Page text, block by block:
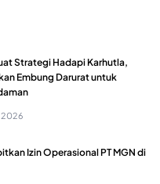
Strategi Hadapi Karhutla,
Embung Darurat untuk
2026
Izin Operasional PT MGN di